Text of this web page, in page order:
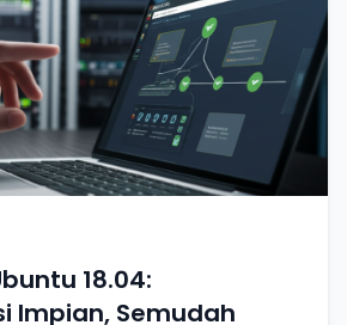
18.04:
Impian, Semudah